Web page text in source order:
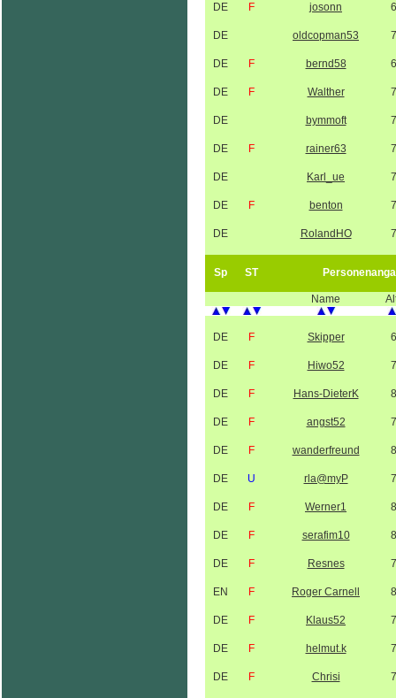
DE F josonn
DE oldcopman53
DE F bernd58
DE F Walther
DE bymmoft
DE F rainer63
DE Karl_ue
DE F benton
DE RolandHO
Sp ST
Name
DE F Skipper
DE F Hiwo52
DE F Hans-DieterK
DE F angst52
DE F wanderfreund
DE U rla@myP
DE F Werner1
DE F serafim10
DE F Resnes
EN F Roger Carnell
DE F Klaus52
DE F helmut.k
DE F Chrisi